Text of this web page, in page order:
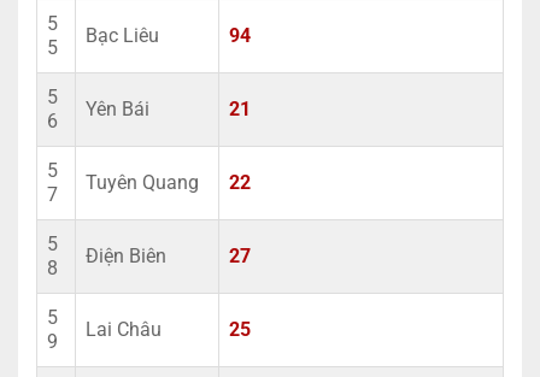
5
5
Bạc Liêu 94
5
6
Yên Bái 21
5
7
Tuyên Quang 22
5
8
Điện Biên 27
5
9
Lai Châu 25